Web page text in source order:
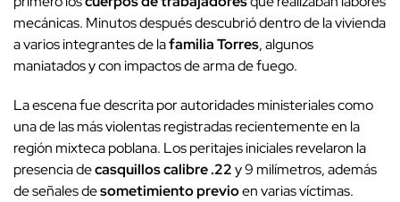
mecánicas. Minutos después descubrió dentro de la vivienda
a varios integrantes de lafamilia Torres, algunos
maniatados y con impactos de arma de fuego.
La escena fue descrita por autoridades ministeriales como
una de las más violentas registradas recientemente en la
región mixteca poblana. Los peritajes iniciales revelaron la
presencia decasquillos calibre .22y 9 milímetros, además
de señales desometimiento previoen varias víctimas.